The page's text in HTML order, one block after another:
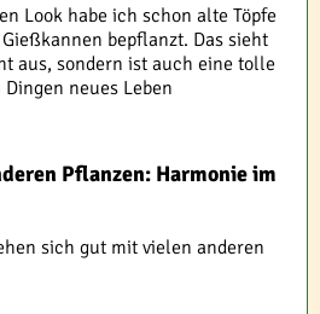
Look habe ich schon alte Töpfe
bepflanzt. Das sieht
aus, sondern ist auch eine tolle
neues Leben
Pflanzen: Harmonie im
sich gut mit vielen anderen